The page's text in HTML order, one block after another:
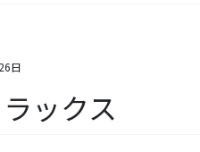
日
ックス